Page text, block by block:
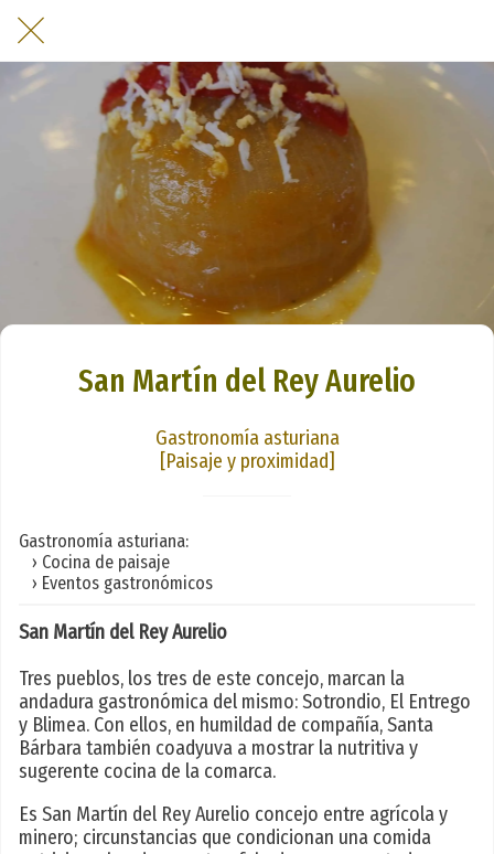
San Martín del Rey Aurelio
Gastronomía asturiana
[Paisaje y proximidad]
Gastronomía asturiana:
› Cocina de paisaje
› Eventos gastronómicos
San Martín del Rey Aurelio
Tres pueblos, los tres de este concejo, marcan la
andadura gastronómica del mismo: Sotrondio, El Entrego
y Blimea. Con ellos, en humildad de compañía, Santa
Bárbara también coadyuva a mostrar la nutritiva y
sugerente cocina de la comarca.
Es San Martín del Rey Aurelio concejo entre agrícola y
minero; circunstancias que condicionan una comida